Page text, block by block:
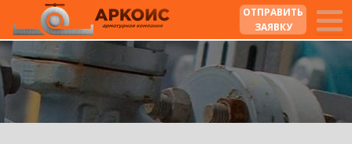
ОТПРАВИТЬ
ЗАЯВКУ